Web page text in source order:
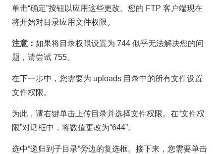
单击“确定”按钮以应用这些更改。您的 FTP 客户端现在
将开始对目录应用文件权限。
注意： 如果将目录权限设置为 744 似乎无法解决您的问
题，请尝试 755。
在下一步中，您需要为 uploads 目录中的所有文件设置
文件权限。
为此，请右键单击上传目录并选择文件权限。在“文件权
限”对话框中，将数值更改为“644”。
选中“递归到子目录”旁边的复选框。接下来，您需要单击